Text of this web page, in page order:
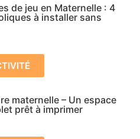
de jeu en Maternelle : 4
à installer sans
maternelle – Un espace
prêt à imprimer